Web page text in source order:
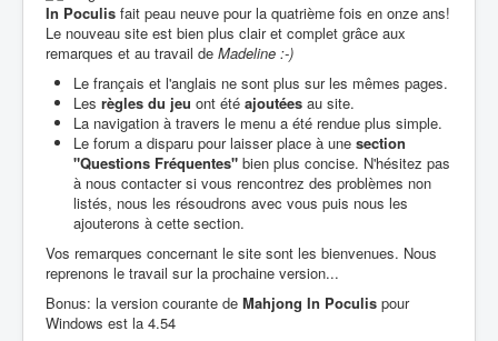
In Poculis fait peau neuve pour la quatrième fois en onze ans!
Le nouveau site est bien plus clair et complet grâce aux
remarques et au travail de Madeline :-)
Le français et l'anglais ne sont plus sur les mêmes pages.
Les règles du jeu ont été ajoutées au site.
La navigation à travers le menu a été rendue plus simple.
Le forum a disparu pour laisser place à une section
"Questions Fréquentes" bien plus concise. N'hésitez pas
à nous contacter si vous rencontrez des problèmes non
listés, nous les résoudrons avec vous puis nous les
ajouterons à cette section.
Vos remarques concernant le site sont les bienvenues. Nous
reprenons le travail sur la prochaine version...
Bonus: la version courante de Mahjong In Poculis pour
Windows est la 4.54